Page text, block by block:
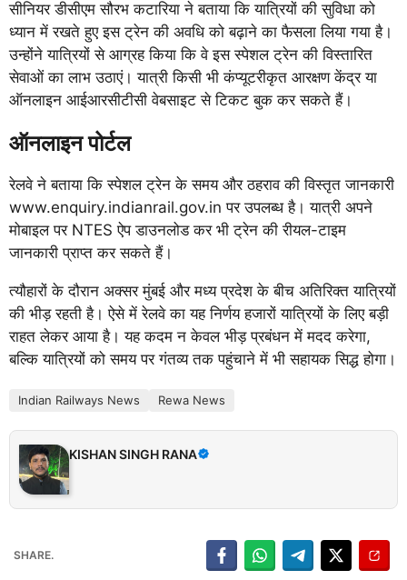
सीनियर डीसीएम सौरभ कटारिया ने बताया कि यात्रियों की सुविधा को
ध्यान में रखते हुए इस ट्रेन की अवधि को बढ़ाने का फैसला लिया गया है।
उन्होंने यात्रियों से आग्रह किया कि वे इस स्पेशल ट्रेन की विस्तारित
सेवाओं का लाभ उठाएं। यात्री किसी भी कंप्यूटरीकृत आरक्षण केंद्र या
ऑनलाइन आईआरसीटीसी वेबसाइट से टिकट बुक कर सकते हैं।
ऑनलाइन पोर्टल
रेलवे ने बताया कि स्पेशल ट्रेन के समय और ठहराव की विस्तृत जानकारी
www.enquiry.indianrail.gov.in पर उपलब्ध है। यात्री अपने
मोबाइल पर NTES ऐप डाउनलोड कर भी ट्रेन की रीयल-टाइम
जानकारी प्राप्त कर सकते हैं।
त्यौहारों के दौरान अक्सर मुंबई और मध्य प्रदेश के बीच अतिरिक्त यात्रियों
की भीड़ रहती है। ऐसे में रेलवे का यह निर्णय हजारों यात्रियों के लिए बड़ी
राहत लेकर आया है। यह कदम न केवल भीड़ प्रबंधन में मदद करेगा,
बल्कि यात्रियों को समय पर गंतव्य तक पहुंचाने में भी सहायक सिद्ध होगा।
Indian Railways News Rewa News
KISHAN SINGH RANA
SHARE.